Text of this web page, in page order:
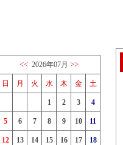
<< 2026年07月 >>
日 月 火 水 木 金 土
1 2 3 4
5 6 7 8 9 10 11
12 13 14 15 16 17 18